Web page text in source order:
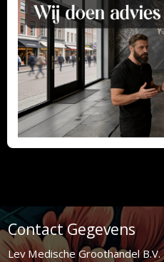
Contact Gegevens
Lev Medische Groothandel B.V.